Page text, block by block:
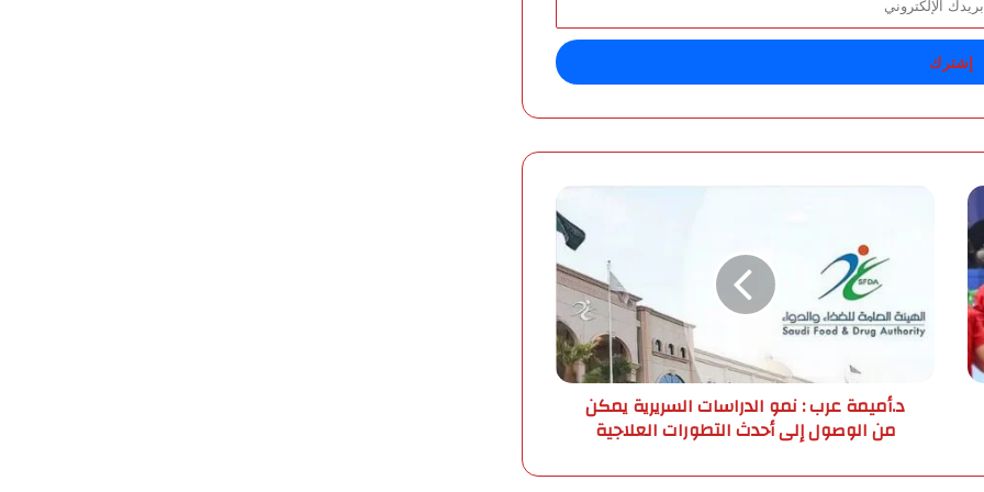
م
د.أميمة عرب : نمو الدراسات السريرية يمكن
من الوصول إلى أحدث التطورات العلاجية